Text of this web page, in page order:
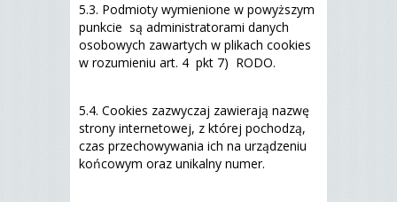
5.3. Podmioty wymienione w powyższym
punkcie są administratorami danych
osobowych zawartych w plikach cookies
w rozumieniu art. 4 pkt 7) RODO.
5.4. Cookies zazwyczaj zawierają nazwę
strony internetowej, z której pochodzą,
czas przechowywania ich na urządzeniu
końcowym oraz unikalny numer.